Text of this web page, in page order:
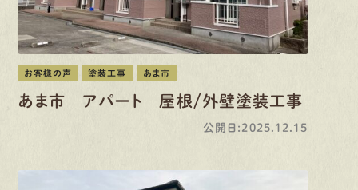
お客様の声 塗装工事 あま市
あま市 アパート 屋根/外壁塗装工事
公開日:2025.12.15